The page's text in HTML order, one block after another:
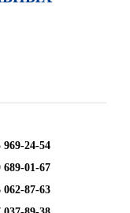
969-24-54
689-01-67
062-87-63